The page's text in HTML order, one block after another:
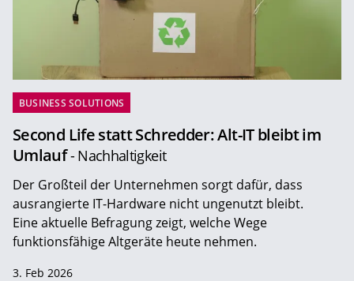
BUSINESS SOLUTIONS
Second Life statt Schredder: Alt-IT bleibt im
Umlauf- Nachhaltigkeit
Der Großteil der Unternehmen sorgt dafür, dass
ausrangierte IT-Hardware nicht ungenutzt bleibt.
Eine aktuelle Befragung zeigt, welche Wege
funktionsfähige Altgeräte heute nehmen.
3. Feb 2026